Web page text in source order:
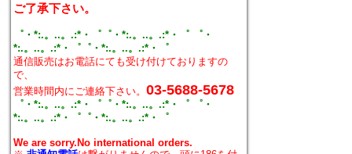
ご了承下さい。
゜・*:.。..。.:*・゜゜・*:.。..。.:*・゜ ゜・
*:.。..。.:*・゜゜・*:.。..。.:*・゜
通信販売はお電話にても受け付けておりますの
で、
営業時間内にご連絡下さい。03-5688-5678
゜・*:.。..。.:*・゜゜・*:.。..。.:*・゜ ゜・
*:.。..。.:*・゜゜・*:.。..。.:*・゜
We are sorry.No international orders.